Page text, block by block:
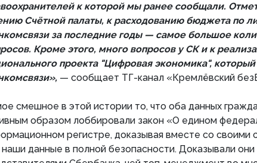
к которой мы ранее сообщали.
Счётной палаты, к расходованию бюджета по
за последние годы — самое большое
Кроме этого, много вопросов у СК и к
проекта "Цифровая экономика",
— сообщает ТГ-канал «Кремлёвский
смешное в этой истории то, что оба данных
образом лоббировали закон «О едином
регистре, доказывая вместе со своими
наши данные в полной безопасности. Доказывали